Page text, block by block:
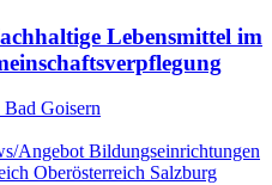
Lebensmittel im
Goisern
Angebot Bildungseinrichtungen
Oberösterreich Salzburg